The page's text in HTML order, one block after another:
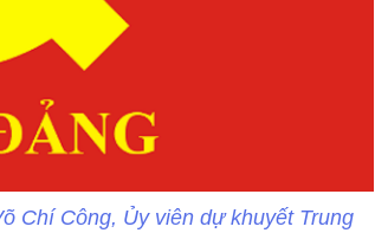
Chí Công, Ủy viên dự khuyết Trung